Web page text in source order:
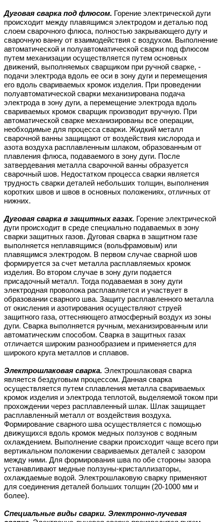
Дуговая сварка под флюсом. Горение электрической дуги
происходит между плавящимся электродом и деталью под
слоем сварочного флюса, полностью закрывающего дугу и
сварочную ванну от взаимодействия с воздухом. Выполнение
автоматической и полуавтоматической сварки под флюсом
путем механизации осуществляется путем основных
движений, выполняемых сварщиком при ручной сварке, -
подачи электрода вдоль ее оси в зону дуги и перемещения
его вдоль свариваемых кромок изделия. При проведении
полуавтоматической сварки механизирована подача
электрода в зону дуги, а перемещение электрода вдоль
свариваемых кромок сварщик производит вручную. При
автоматической сварке механизированы все операции,
необходимые для процесса сварки. Жидкий металл
сварочной ванны защищают от воздействия кислорода и
азота воздуха расплавленным шлаком, образованным от
плавления флюса, подаваемого в зону дуги. После
затвердевания металла сварочной ванны образуется
сварочный шов. Недостатком процесса сварки является
трудность сварки деталей небольших толщин, выполнения
коротких швов и швов в основных положениях, отличных от
нижних.
Дуговая сварка в защитных газах. Горение электрической
дуги происходит в среде специально подаваемых в зону
сварки защитных газов. Дуговая сварка в защитном газе
выполняется неплавящимся (вольфрамовым) или
плавящимся электродом. В первом случае сварной шов
формируется за счет металла расплавляемых кромок
изделия. Во втором случае в зону дуги подается
присадочный металл. Тогда подаваемая в зону дуги
электродная проволока расплавляется и участвует в
образовании сварного шва. Защиту расплавленного металла
от окисления и азотирования осуществляют струей
защитного газа, оттесняющего атмосферный воздух из зоны
дуги. Сварка выполняется ручным, механизированным или
автоматическим способом. Сварка в защитных газах
отличается широким разнообразием и применяется для
широкого круга металлов и сплавов.
Электрошлаковая сварка. Электрошлаковая сварка
является бездуговым процессом. Данная сварка
осуществляется путем сплавления металла свариваемых
кромок изделия и электрода теплотой, выделяемой током при
прохождении через расплавленный шлак. Шлак защищает
расплавленный металл от воздействия воздуха.
Формирование сварного шва осуществляется с помощью
движущихся вдоль кромок медных ползунов с водяным
охлаждением. Выполнение сварки происходит чаще всего при
вертикальном положении свариваемых деталей с зазором
между ними. Для формирования шва по обе стороны зазора
устанавливают медные ползуны-кристаллизаторы,
охлаждаемые водой. Электрошлаковую сварку применяют
для соединения деталей больших толщин (20-1000 мм и
более).
Специальные виды сварки. Электронно-лучевая